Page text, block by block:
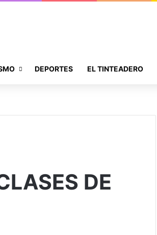
DEPORTES EL TINTEADERO
DE